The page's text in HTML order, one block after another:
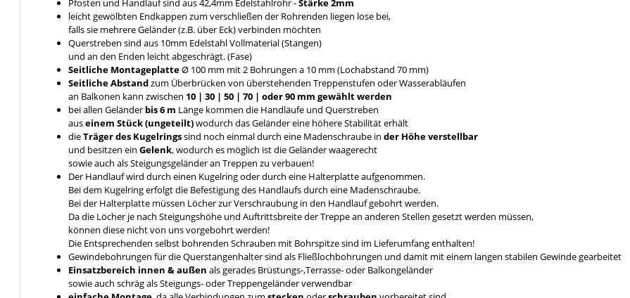
Pfosten und Handlauf sind aus 42,4mm Edelstahlrohr -Stärke 2mm
leicht gewölbten Endkappen zum verschließen der Rohrenden liegen lose bei,
falls sie mehrere Geländer (z.B. über Eck) verbinden möchten
Querstreben sind aus 10mm Edelstahl Vollmaterial (Stangen)
und an den Enden leicht abgeschrägt. (Fase)
Seitliche MontageplatteØ 100 mm mit 2 Bohrungen a 10 mm (Lochabstand 70 mm)
Seitliche Abstandzum Überbrücken von überstehenden Treppenstufen oder Wasserabläufen
an Balkonen kann zwischen 10 | 30 | 50 | 70 | oder 90 mm gewählt werden
bei allen Geländer bis 6 m Länge kommen die Handläufe und Querstreben
auseinem Stück (ungeteilt)wodurch das Geländer eine höhere Stabilität erhält
dieTräger des Kugelringssind noch einmal durch eine Madenschraube in der Höhe verstellbar
und besitzen ein Gelenk, wodurch es möglich ist die Geländer waagerecht
sowie auch als Steigungsgeländer an Treppen zu verbauen!
Der Handlauf wird durch einen Kugelring oder durch eine Halterplatte aufgenommen.
Bei dem Kugelring erfolgt die Befestigung des Handlaufs durch eine Madenschraube.
Bei der Halterplatte müssen Löcher zur Verschraubung in den Handlauf gebohrt werden.
Da die Löcher je nach Steigungshöhe und Auftrittsbreite der Treppe an anderen Stellen gesetzt werden müssen,
können diese nicht von uns vorgebohrt werden!
Die Entsprechenden selbst bohrenden Schrauben mit Bohrspitze sind im Lieferumfang enthalten!
Gewindebohrungen für die Querstangenhalter sind als Fließlochbohrungen und damit mit einem langen stabilen Gewinde gearbeitet
Einsatzbereich innen & außen als gerades Brüstungs-,Terrasse- oder Balkongeländer
sowie auch schräg als Steigungs- oder Treppengeländer verwendbar